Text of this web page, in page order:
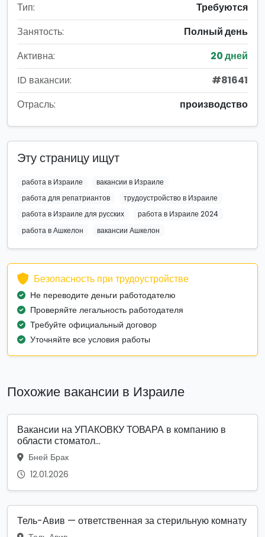
Тип:
Требуются
Занятость:
Полный день
Активна:
20 дней
ID вакансии:
#81641
Отрасль:
производство
Эту страницу ищут
работа в Израиле
вакансии в Израиле
работа для репатриантов
трудоустройство в Израиле
работа в Израиле для русских
работа в Израиле 2024
работа в Ашкелон
вакансии Ашкелон
Безопасность при трудоустройстве
Не переводите деньги работодателю
Проверяйте легальность работодателя
Требуйте официальный договор
Уточняйте все условия работы
Похожие вакансии в Израиле
Вакансии на УПАКОВКУ ТОВАРА в компанию в
области стоматол...
Бней Брак
12.01.2026
Тель-Авив — ответственная за стерильную комнату